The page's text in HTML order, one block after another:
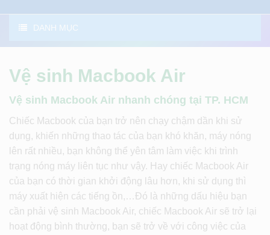
DANH MỤC
Vệ sinh Macbook Air
Vệ sinh Macbook Air nhanh chóng tại TP. HCM
Chiếc Macbook của bạn trở nên chạy chậm dần khi sử
dụng, khiến những thao tác của bạn khó khăn, máy nóng
lên rất nhiều, bạn không thể yên tâm làm việc khi trình
trạng nóng máy liên tục như vậy. Hay chiếc Macbook Air
của bạn có thời gian khởi động lâu hơn, khi sử dụng thì
máy xuất hiện các tiếng ồn,…Đó là những dấu hiệu bạn
cần phải vệ sinh Macbook Air, chiếc Macbook Air sẽ trở lại
hoạt động bình thường, bạn sẽ trở về với công việc của